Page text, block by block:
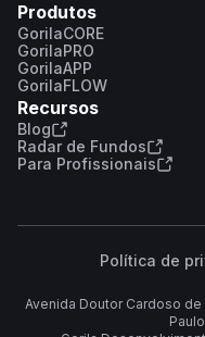
Produtos
GorilaCORE
GorilaPRO
GorilaAPP
GorilaFLOW
Recursos
Blog
Radar de Fundos
Para Profissionais
Política de
Avenida Doutor Cardoso de